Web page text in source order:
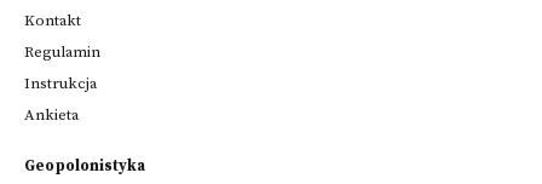
Kontakt
Regulamin
Instrukcja
Ankieta
Geopolonistyka